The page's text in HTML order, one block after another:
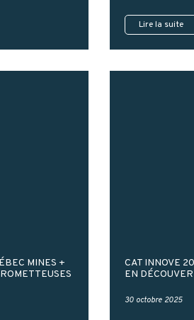
Lire la suite
MINES +
CAT INNOVE
EN
30 octobre 2025